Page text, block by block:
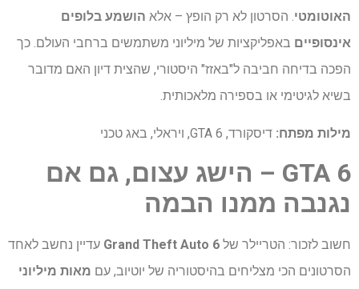
האוטומטי . הסרטון לא רק הופץ – אלא הושמע בלופים
אינסופיים באפליקציות של מיליוני משתמשים ברחבי העולם. כך
הפכה בדיחה חביבה ל"באזז" היסטורי, שהצית דיון האם מדובר
בשיא לגיטימי או בספירה מלאכותית.
מילות מפתח: דיסקורד, GTA 6, ויראלי, באג טכני
GTA 6 – הישג עצום, גם אם
נגנבה ממנו הבמה
חשוב לזכור: הטריילר של Grand Theft Auto 6 עדיין נחשב לאחד
הסרטונים הכי מצליחים בהיסטוריה של יוטיוב, עם מאות מיליוני